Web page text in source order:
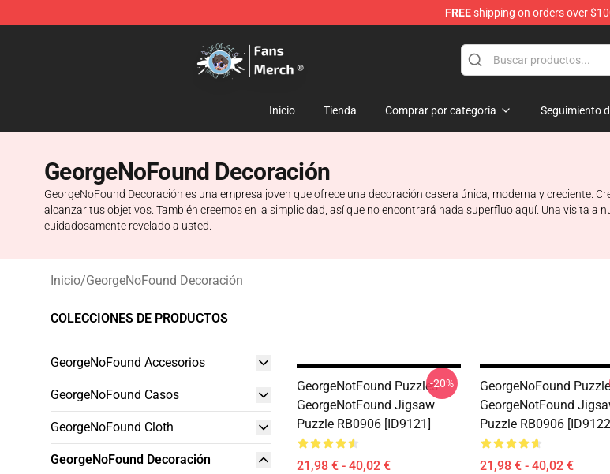
FREEshipping on orders over
Inicio Tienda Comprar por categoría Seguimiento
GeorgeNoFound Decoración
GeorgeNoFound Decoración es una empresa joven que ofrece una decoración casera única, moderna y creciente.
alcanzar tus objetivos. También creemos en la simplicidad, así que no encontrará nada superfluo aquí. Una visita a
cuidadosamente revelado a usted.
Inicio/GeorgeNoFound Decoración
COLECCIONES DE PRODUCTOS
GeorgeNoFound Accesorios
GeorgeNoFound Casos
GeorgeNoFound Cloth
GeorgeNoFound Decoración
GeorgeNotFound Puzzles -
GeorgeNotFound Jigsaw
Puzzle RB0906 [ID9121]
21,98 € - 40,02 €
-20%
GeorgeNoFound
GeorgeNotFound
Puzzle RB0906
21,98 € - 40,02 €